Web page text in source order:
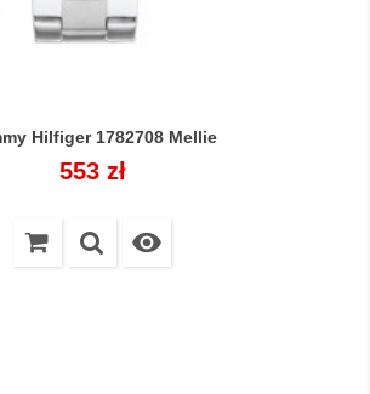
Hilfiger 1782708 Mellie
Cena
553 zł
